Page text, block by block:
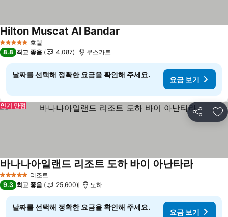
5 성급 호텔
Hilton Muscat Al Bandar
8.8 최고 좋음 4,087 무스카트
날짜를 선택해 정확한 요금을 확인해 주세요.
요금 보기
공유 즐
인기 만점
5 성급 리조트
바나나아일랜드 리조트 도하 바이 아난타라
9.3 최고 좋음 25,600 도하
날짜를 선택해 정확한 요금을 확인해 주세요.
요금 보기